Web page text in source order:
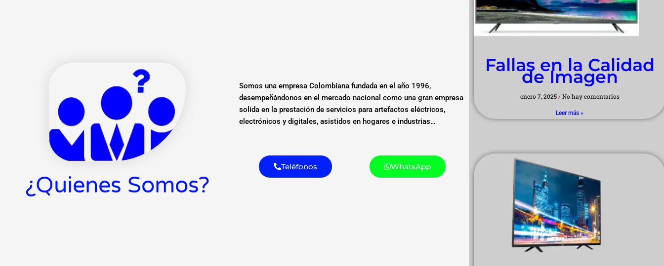
¿Quienes Somos?
Somos una empresa Colombiana fundada en el año 1996,
desempeñándonos en el mercado nacional como una gran empresa
solida en la prestación de servicios para artefactos eléctricos,
electrónicos y digitales, asistidos en hogares e industrias…
Teléfonos WhatsApp
Fallas en la Calidad
de Imagen
enero 7, 2025 No hay comentarios
Leer más »